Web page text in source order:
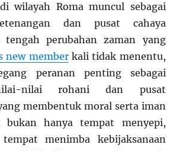
wilayah Roma muncul sebagai
dan pusat cahaya
perubahan zaman yang
new memberkali tidak menentu,
peranan penting sebagai
nilai rohani dan pusat
membentuk moral serta iman
bukan hanya tempat menyepi,
menimba kebijaksanaan